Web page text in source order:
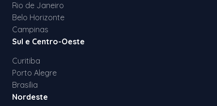
Rio de Janeiro
Belo Horizonte
Campinas
Sul e Centro-Oeste
Curitiba
Porto Alegre
Brasília
Nordeste